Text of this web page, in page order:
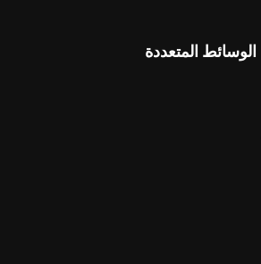
الوسائط المتعددة